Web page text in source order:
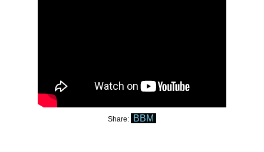
Share: BBM